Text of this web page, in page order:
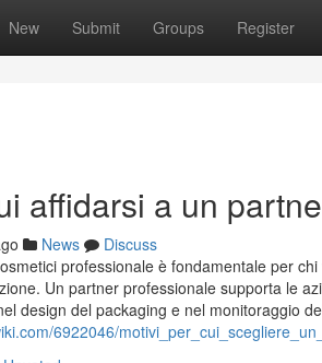
New Submit Groups Register
affidarsi a un
News
Discuss
professionale è fondamentale per
Un partner professionale supporta le
design del packaging e nel monitoraggio
6922046/